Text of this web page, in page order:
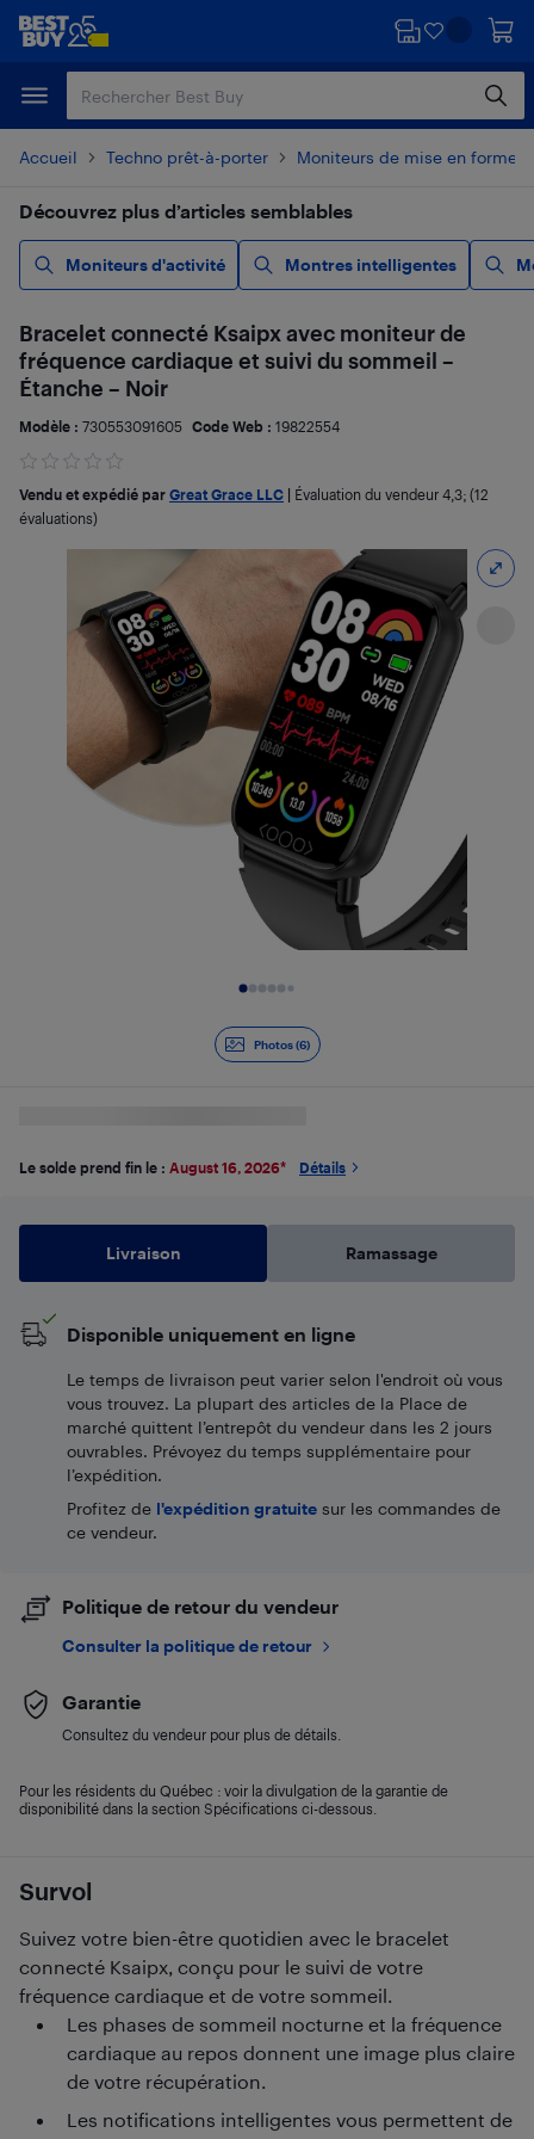
Passer
principal
Passer
Accueil Techno prêt-à-porter Moniteurs de mise en forme
Découvrez plus d’articles semblables
Moniteurs d'activité Montres intelligentes
Photos (6)
Survol
Suivez votre bien-être quotidien avec le bracelet
connecté Ksaipx, conçu pour le suivi de votre
fréquence cardiaque et de votre sommeil.
Les phases de sommeil nocturne et la fréquence
cardiaque au repos donnent une image plus claire
de votre récupération.
Les notifications intelligentes vous permettent de
Bracelet connecté Ksaipx avec moniteur de
fréquence cardiaque et suivi du sommeil –
Étanche – Noir
Modèle : 730553091605 Code Web : 19822554
Vendu et expédié par Great Grace LLC Évaluation du vendeur 4,3; (12
évaluations)
Le solde prend fin le : August 16, 2026* Détails
Livraison Ramassage
Disponible uniquement en ligne
Le temps de livraison peut varier selon l'endroit où vous
vous trouvez. La plupart des articles de la Place de
marché quittent l’entrepôt du vendeur dans les 2 jours
ouvrables. Prévoyez du temps supplémentaire pour
l’expédition.
Profitez de l'expédition gratuite sur les commandes de
ce vendeur.
Politique de retour du vendeur
Consulter la politique de retour
Garantie
Consultez du vendeur pour plus de détails.
Pour les résidents du Québec : voir la divulgation de la garantie de
disponibilité dans la section Spécifications ci-dessous.